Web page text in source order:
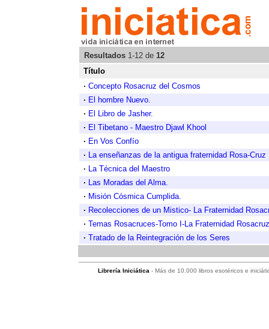
Resultados 1-12 de 12
Título
· Concepto Rosacruz del Cosmos
· El hombre Nuevo.
· El Libro de Jasher.
· El Tibetano - Maestro Djawl Khool
· En Vos Confío
· La enseñanzas de la antigua fraternidad Rosa-Cruz
· La Técnica del Maestro
· Las Moradas del Alma.
· Misión Cósmica Cumplida.
· Recolecciones de un Mistico- La Fraternidad
· Temas Rosacruces-Tomo I-La Fraternidad Rosacruz
· Tratado de la Reintegración de los Seres
Librería Iniciática - Más de 10.000 libros esotéricos e